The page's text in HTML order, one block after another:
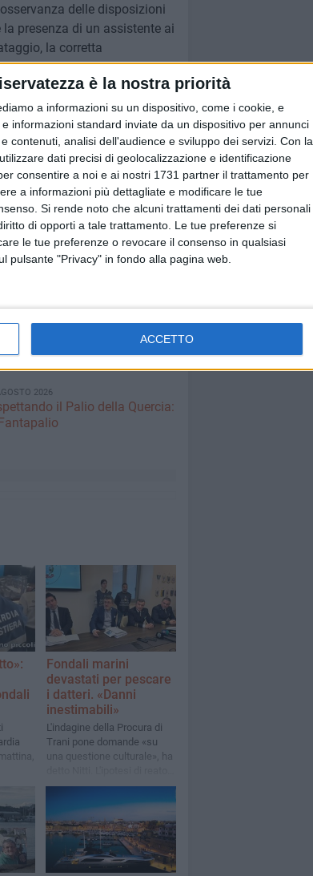
è la nostra priorità
a informazioni su un dispositivo, come i cookie, e
informazioni standard inviate da un dispositivo per annunci
contenuti, analisi dell'audience e sviluppo dei servizi. Con la
dati precisi di geolocalizzazione e identificazione
consentire a noi e ai nostri 1731 partner il trattamento per
a informazioni più dettagliate e modificare le tue
Si rende noto che alcuni trattamenti dei dati personali
di opporti a tale trattamento. Le tue preferenze si
le tue preferenze o revocare il consenso in qualsiasi
pulsante "Privacy" in fondo alla pagina web.
ACCETTO
delle disposizioni
presenza di un assistente ai
la corretta
da associazioni di volontari
e uomini impiegati
sul corretto esercizio
antincendio, alla
raccolta dei rifiuti, alle
emergenze.
ed occupazioni
con Arpa e Aqp con prelievi
coordinate, tutte per
di Ferragosto). L'attenzione
marittimo di Bisceglie della
su tutto il territorio
2026
il Palio della Quercia:
Fondali marini
devastati per pescare
i datteri. «Danni
inestimabili»
L'indagine della Procura di
Trani pone domande «su
una questione culturale», ha
è procurato disastro